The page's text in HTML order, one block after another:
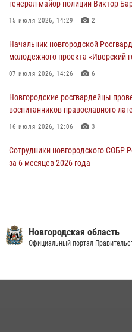
Новгородские росгвардейцы
Телесюжет в программе
Новости часа." от 29 июля 2026
29 июля 2026, 12:54 1
генерал-майор полиции Виктор
15 июля 2026, 14:29 2
Начальник новгородской
молодежного проекта «Иверский
07 июля 2026, 14:26 6
Новгородские росгвардейцы
воспитанников православного
16 июля 2026, 12:06 3
Сотрудники новгородского СОБР
за 6 месяцев 2026 года
08 июля 2026, 13:48 3
Новгородская область
Официальный портал